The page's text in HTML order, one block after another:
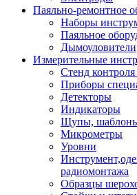
Паяльно-ремонтное
Наборы
Паяльное
Дымоуловители
Измерительные
Стенд
Приборы
Детекторы
Индикаторы
Щупы, шаблоны
Микрометры
Уровни
радиомонтажа
Образцы